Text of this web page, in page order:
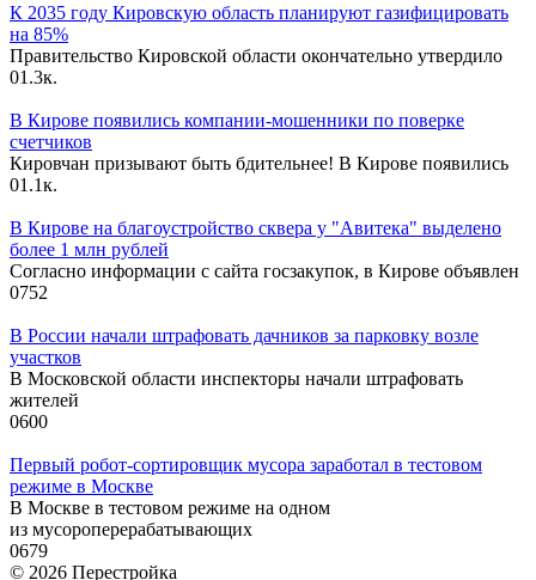
К 2035 году Кировскую область планируют газифицировать
на 85%
Правительство Кировской области окончательно утвердило
01.3к.
В Кирове появились компании-мошенники по поверке
счетчиков
Кировчан призывают быть бдительнее! В Кирове появились
01.1к.
В Кирове на благоустройство сквера у "Авитека" выделено
более 1 млн рублей
Согласно информации с сайта госзакупок, в Кирове объявлен
0752
В России начали штрафовать дачников за парковку возле
участков
В Московской области инспекторы начали штрафовать
жителей
0600
Первый робот-сортировщик мусора заработал в тестовом
режиме в Москве
В Москве в тестовом режиме на одном
из мусороперерабатывающих
0679
© 2026 Перестройка